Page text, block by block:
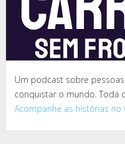
Um podcast sobre
conquistar o mundo. Toda
Acompanhe as histórias no